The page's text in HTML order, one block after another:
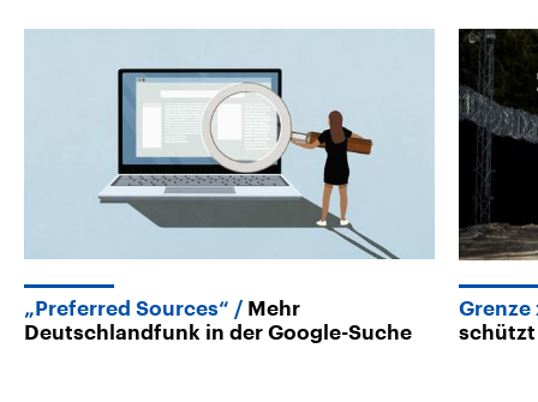
„Preferred Sources“
Mehr
Deutschlandfunk in der Google-Suche
Grenze
schützt